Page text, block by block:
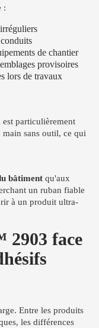
:
de chantier
provisoires
lors de travaux
est particulièrement
main sans outil, ce qui
bâtiment qu'aux
un ruban fiable
à un produit ultra-
face
Entre les produits
les différences